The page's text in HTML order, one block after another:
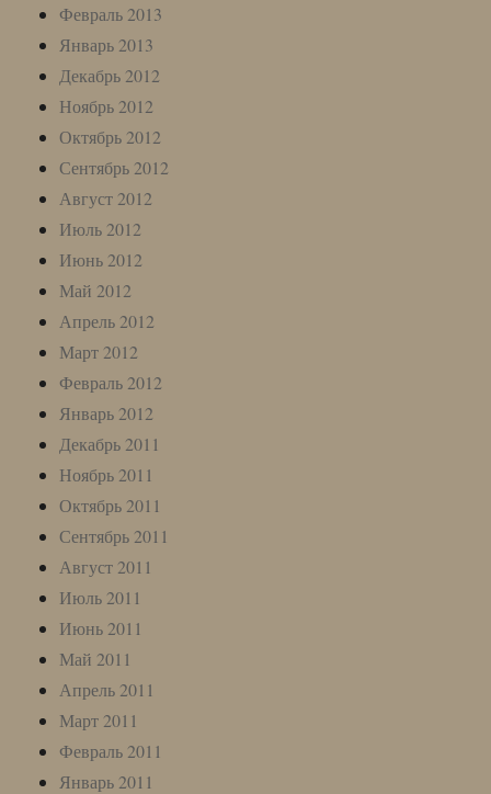
Февраль 2013
Январь 2013
Декабрь 2012
Ноябрь 2012
Октябрь 2012
Сентябрь 2012
Август 2012
Июль 2012
Июнь 2012
Май 2012
Апрель 2012
Март 2012
Февраль 2012
Январь 2012
Декабрь 2011
Ноябрь 2011
Октябрь 2011
Сентябрь 2011
Август 2011
Июль 2011
Июнь 2011
Май 2011
Апрель 2011
Март 2011
Февраль 2011
Январь 2011